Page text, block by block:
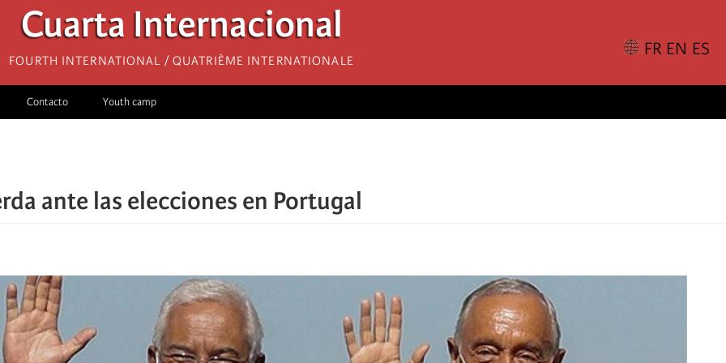
Cuarta Internacional
Fourth International / Quatrième internationale
Contacto Youth camp
ante las elecciones en Portugal